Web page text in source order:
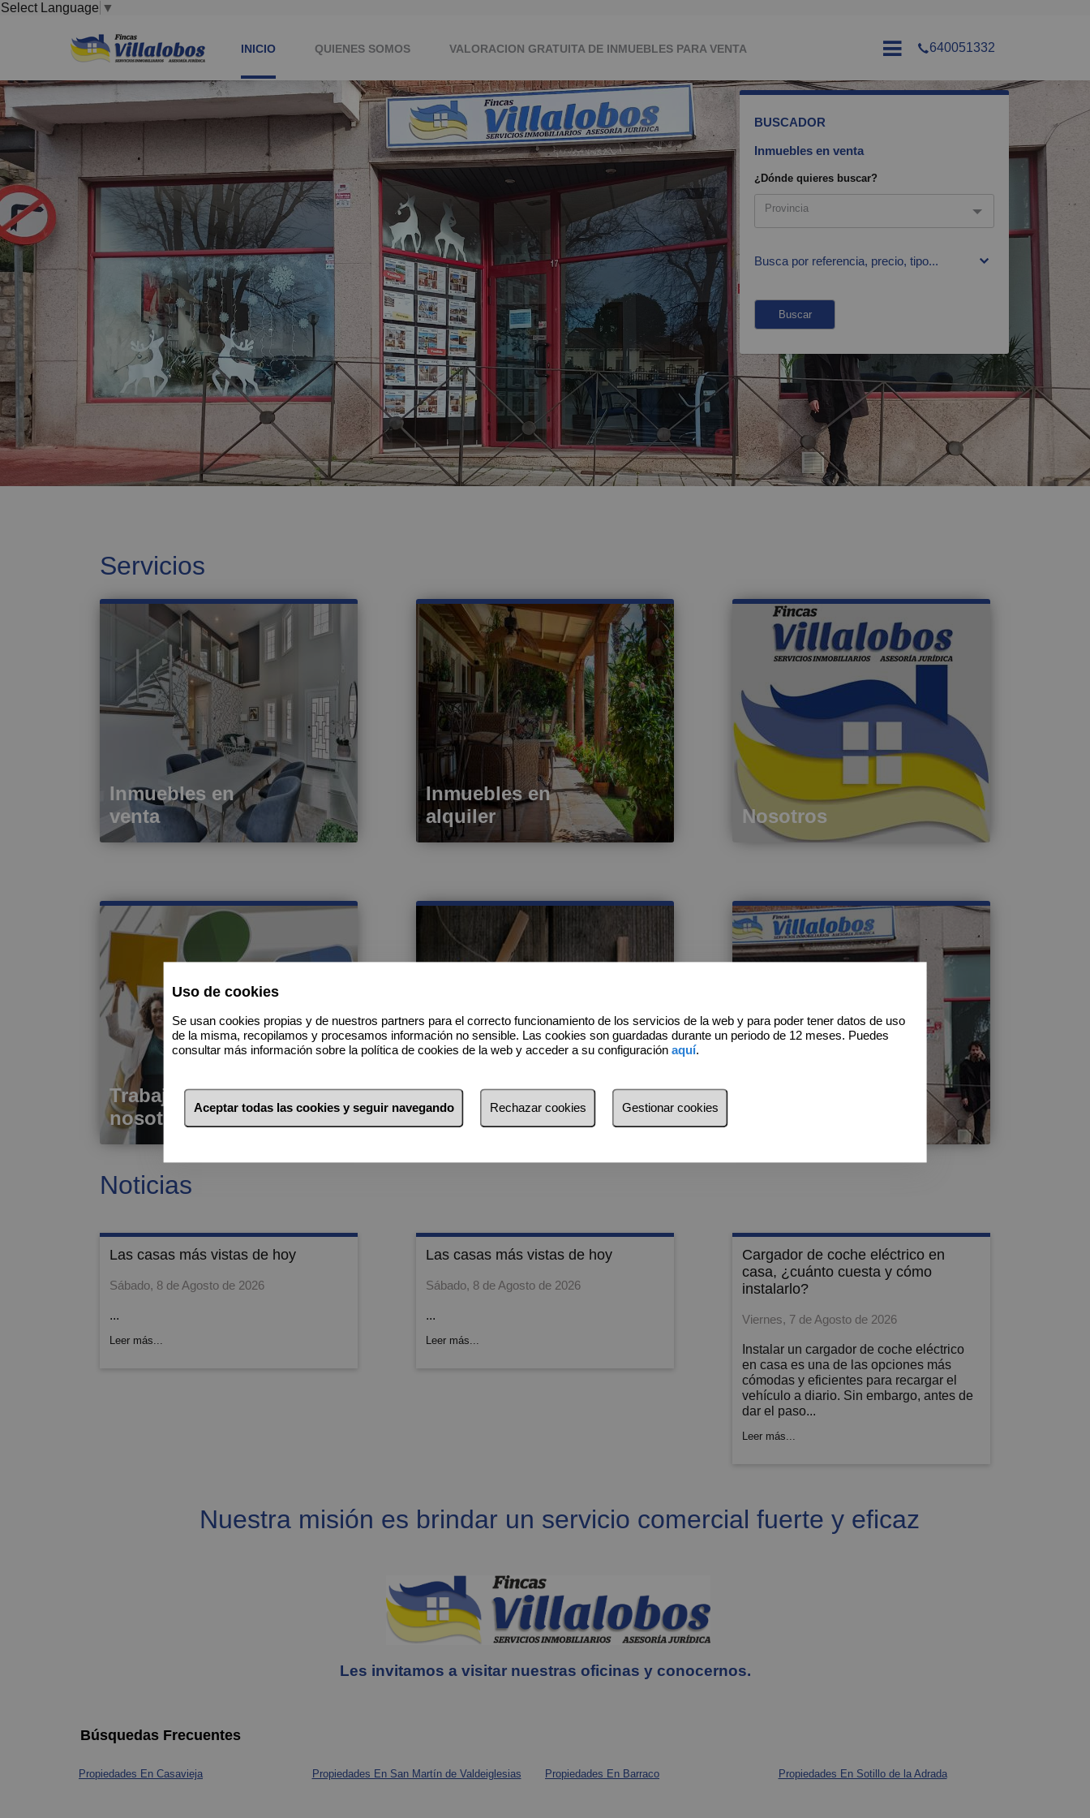
Select Language ▼
INICIO QUIENES SOMOS VALORACION GRATUITA DE INMUEBLES PARA VENTA
COLABORA CON NOSOTROS CONTACTO
640051332
BUSCADOR
Inmuebles en venta
¿Dónde quieres buscar?
Provincia
Madrid
Toledo
Busca por referencia, precio, tipo...
Buscar
Servicios
Inmuebles en
venta
Inmuebles en
alquiler
Nosotros
Trabaje con
nosotros
Venda con
nosotros
Noticias
las casas más vistas de hoy
Sábado, 8 de Agosto de 2026
...
Leer más...
las casas más vistas de hoy
Sábado, 8 de Agosto de 2026
...
Leer más...
cargador de coche eléctrico en
casa, ¿cuánto cuesta y cómo
instalarlo?
Viernes, 7 de Agosto de 2026
en casa es una de las opciones más
cómodas y eficientes para recargar el
vehículo a diario. Sin embargo, antes de
dar el paso...
Leer más...
Nuestra misión es brindar un servicio comercial fuerte y eficaz
Les invitamos a visitar nuestras oficinas y conocernos.
Búsquedas Frecuentes
Propiedades En Casavieja Propiedades En San Martín de Valdeiglesias Propiedades En Barraco Propiedades En Sotillo de la Adrada
Uso de cookies
Se usan cookies propias y de nuestros partners para el correcto funcionamiento de los servicios de la web y para poder tener datos de uso
de la misma, recopilamos y procesamos información no sensible. Las cookies son guardadas durante un periodo de 12 meses. Puedes
consultar más información sobre la política de cookies de la web y acceder a su configuración aquí.
Aceptar todas las cookies y seguir navegando Rechazar cookies Gestionar cookies